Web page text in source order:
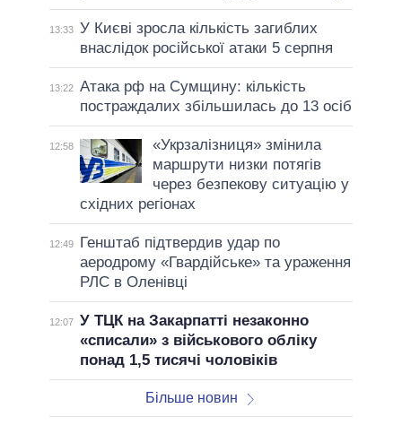
13:33 У Києві зросла кількість загиблих
внаслідок російської атаки 5 серпня
13:22 Атака рф на Сумщину: кількість
постраждалих збільшилась до 13 осіб
12:58
«Укрзалізниця» змінила
маршрути низки потягів
через безпекову ситуацію у
східних регіонах
12:49
Генштаб підтвердив удар по
аеродрому «Гвардійське» та ураження
РЛС в Оленівці
12:07 У ТЦК на Закарпатті незаконно
«списали» з військового обліку
понад 1,5 тисячі чоловіків
Більше новин